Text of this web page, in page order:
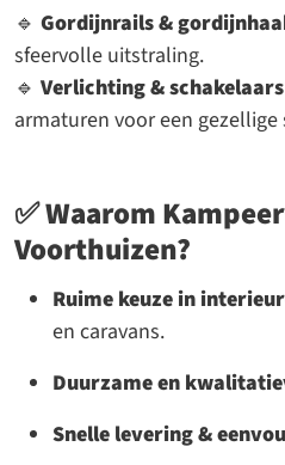
🔹 Gordijnrails &
sfeervolle uitstraling.
🔹 Verlichting & schakelaars
armaturen voor een gezellige
✅Waarom
Voorthuizen?
Ruime keuze in
en caravans.
Duurzame en
Snelle levering &